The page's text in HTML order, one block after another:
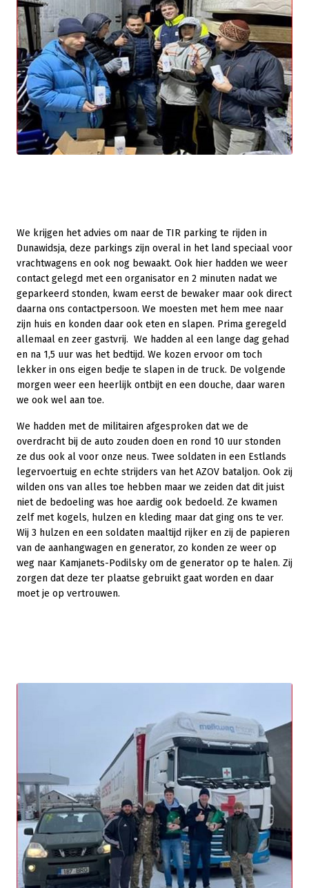
We krijgen het advies om naar de TIR parking te rijden in
Dunawidsja, deze parkings zijn overal in het land speciaal voor
vrachtwagens en ook nog bewaakt. Ook hier hadden we weer
contact gelegd met een organisator en 2 minuten nadat we
geparkeerd stonden, kwam eerst de bewaker maar ook direct
daarna ons contactpersoon. We moesten met hem mee naar
zijn huis en konden daar ook eten en slapen. Prima geregeld
allemaal en zeer gastvrij. We hadden al een lange dag gehad
en na 1,5 uur was het bedtijd. We kozen ervoor om toch
lekker in ons eigen bedje te slapen in de truck. De volgende
morgen weer een heerlijk ontbijt en een douche, daar waren
we ook wel aan toe.
We hadden met de militairen afgesproken dat we de
overdracht bij de auto zouden doen en rond 10 uur stonden
ze dus ook al voor onze neus. Twee soldaten in een Estlands
legervoertuig en echte strijders van het AZOV bataljon. Ook zij
wilden ons van alles toe hebben maar we zeiden dat dit juist
niet de bedoeling was hoe aardig ook bedoeld. Ze kwamen
zelf met kogels, hulzen en kleding maar dat ging ons te ver.
Wij 3 hulzen en een soldaten maaltijd rijker en zij de papieren
van de aanhangwagen en generator, zo konden ze weer op
weg naar Kamjanets-Podilsky om de generator op te halen. Zij
zorgen dat deze ter plaatse gebruikt gaat worden en daar
moet je op vertrouwen.